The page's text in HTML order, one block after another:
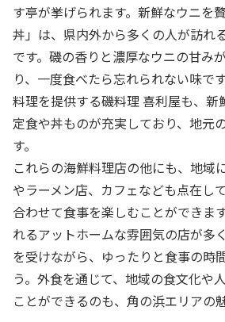
す亭が挙げられます。新鮮なウニを
丼」は、県内外から多くの人が訪れ
です。磯の香りと濃厚なウニの甘み
り、一度食べたら忘れられない味で
料理を提供する磯料理 喜利屋も、新
定食や丼ものが充実しており、地元
す。
これらの海鮮料理店の他にも、地域
やラーメン店、カフェなども点在し
合わせて食事を楽しむことができま
れるアットホームな雰囲気の店が多
を受けながら、ゆったりと食事の時
う。外食を通じて、地域の食文化や
ことができるのも、角の浜エリアの